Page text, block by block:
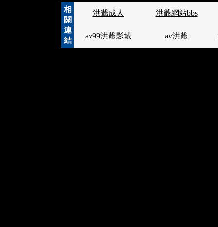
相
關
連
結
洪爺成人 洪爺網站bbs
av99洪爺影城 av洪爺